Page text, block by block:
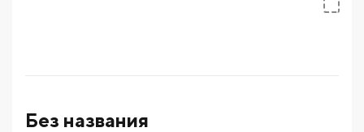
Без названия